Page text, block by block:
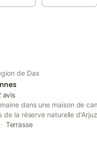
de Dax
avis
dans une maison de
de la réserve naturelle
: détente, promenades à
Terrasse